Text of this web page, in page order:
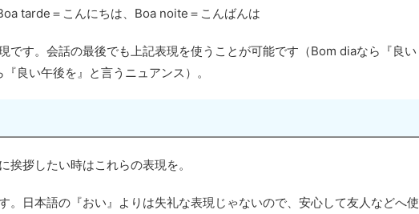
tarde＝こんにちは、Boa noite＝こんばんは
です。会話の最後でも上記表現を使うことが可能です（Bom diaなら『良い
良い午後を』と言うニュアンス）。
挨拶したい時はこれらの表現を。
。日本語の『おい』よりは失礼な表現じゃないので、安心して友人などへ使